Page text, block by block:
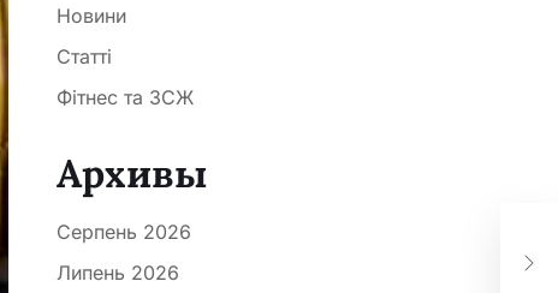
Новини
Статті
Фітнес та ЗСЖ
Архивы
Серпень 2026
Липень 2026